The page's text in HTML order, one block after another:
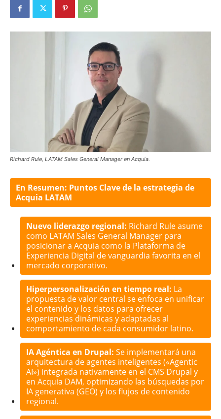
Richard Rule, LATAM Sales General Manager en Acquia.
En Resumen: Puntos Clave de la estrategia de
Acquia LATAM
Nuevo liderazgo regional: Richard Rule asume
como LATAM Sales General Manager para
posicionar a Acquia como la Plataforma de
Experiencia Digital de vanguardia favorita en el
mercado corporativo.
Hiperpersonalización en tiempo real: La
propuesta de valor central se enfoca en unificar
el contenido y los datos para ofrecer
experiencias dinámicas y adaptadas al
comportamiento de cada consumidor latino.
IA Agéntica en Drupal: Se implementará una
arquitectura de agentes inteligentes («Agentic
AI») integrada nativamente en el CMS Drupal y
en Acquia DAM, optimizando las búsquedas por
IA generativa (GEO) y los flujos de contenido
regional.